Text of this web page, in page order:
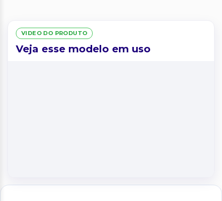
VIDEO DO PRODUTO
Veja esse modelo em uso